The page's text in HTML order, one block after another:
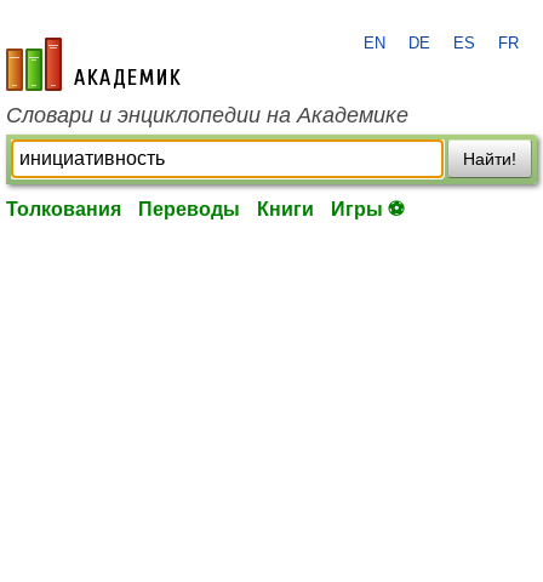
academic.ru
EN DE ES FR
Словари и энциклопедии на Академике
Найти!
Толкования Переводы Книги Игры ⚽